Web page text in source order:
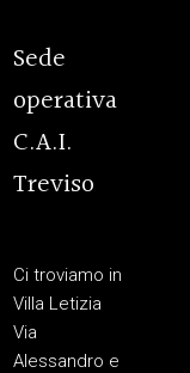
Sede
operativa
C.A.I.
Treviso
Ci troviamo in
Villa Letizia
Via
Alessandro e